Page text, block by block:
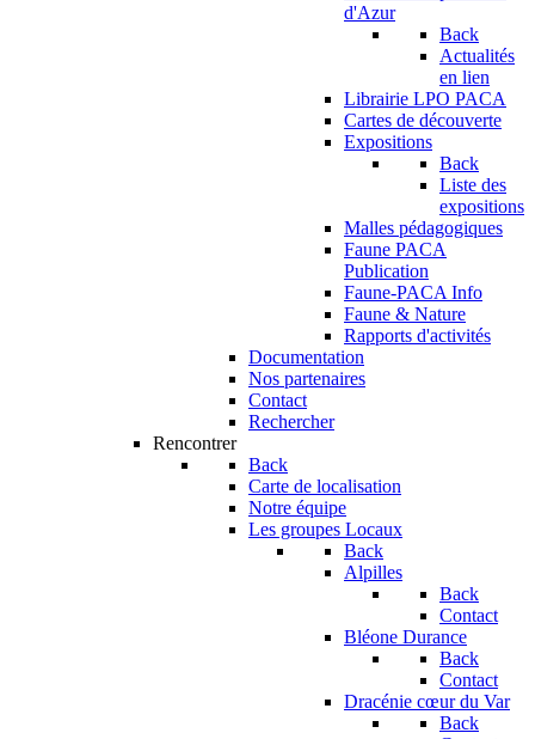
d'Azur
Back
Actualités
en lien
Librairie LPO PACA
Cartes de découverte
Expositions
Back
Liste des
expositions
Malles pédagogiques
Faune PACA
Publication
Faune-PACA Info
Faune & Nature
Rapports d'activités
Documentation
Nos partenaires
Contact
Rechercher
Rencontrer
Back
Carte de localisation
Notre équipe
Les groupes Locaux
Back
Alpilles
Back
Contact
Bléone Durance
Back
Contact
Dracénie cœur du Var
Back